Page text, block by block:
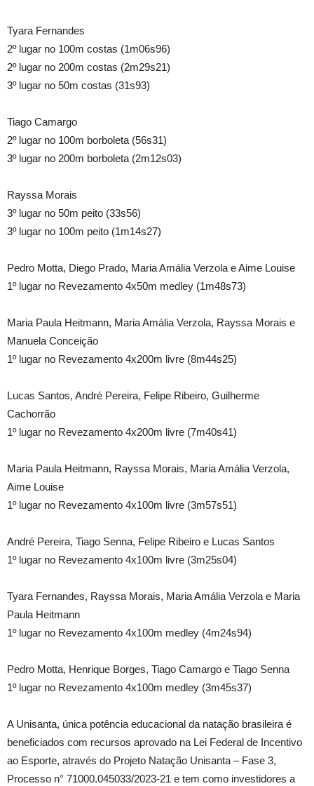
Tyara Fernandes
2º lugar no 100m costas (1m06s96)
2º lugar no 200m costas (2m29s21)
3º lugar no 50m costas (31s93)
Tiago Camargo
2º lugar no 100m borboleta (56s31)
3º lugar no 200m borboleta (2m12s03)
Rayssa Morais
3º lugar no 50m peito (33s56)
3º lugar no 100m peito (1m14s27)
Pedro Motta, Diego Prado, Maria Amália Verzola e Aime Louise
1º lugar no Revezamento 4x50m medley (1m48s73)
Maria Paula Heitmann, Maria Amália Verzola, Rayssa Morais e
Manuela Conceição
1º lugar no Revezamento 4x200m livre (8m44s25)
Lucas Santos, André Pereira, Felipe Ribeiro, Guilherme
Cachorrão
1º lugar no Revezamento 4x200m livre (7m40s41)
Maria Paula Heitmann, Rayssa Morais, Maria Amália Verzola,
Aime Louise
1º lugar no Revezamento 4x100m livre (3m57s51)
André Pereira, Tiago Senna, Felipe Ribeiro e Lucas Santos
1º lugar no Revezamento 4x100m livre (3m25s04)
Tyara Fernandes, Rayssa Morais, Maria Amália Verzola e Maria
Paula Heitmann
1º lugar no Revezamento 4x100m medley (4m24s94)
Pedro Motta, Henrique Borges, Tiago Camargo e Tiago Senna
1º lugar no Revezamento 4x100m medley (3m45s37)
A Unisanta, única potência educacional da natação brasileira é
beneficiados com recursos aprovado na Lei Federal de Incentivo
ao Esporte, através do Projeto Natação Unisanta – Fase 3,
Processo n° 71000.045033/2023-21 e tem como investidores a